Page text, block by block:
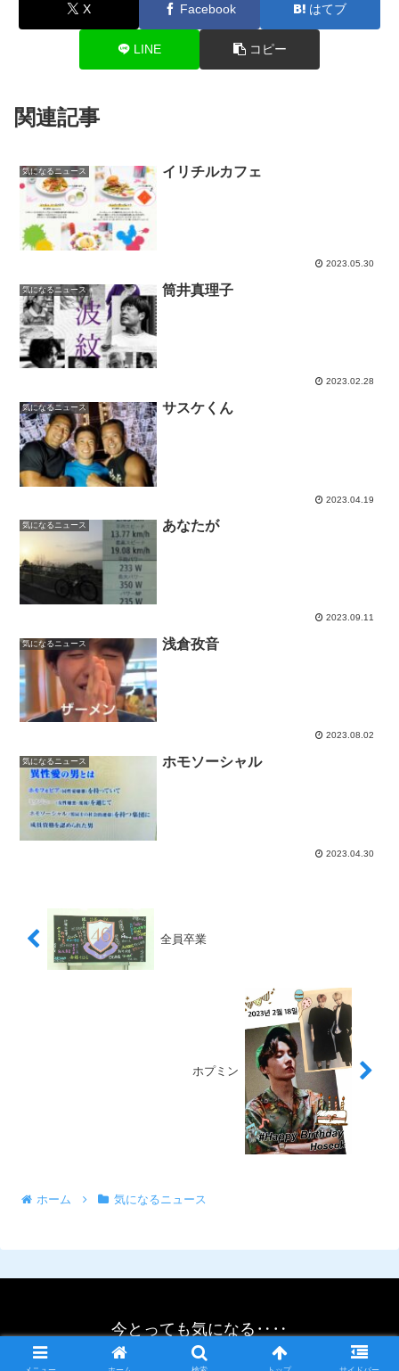
X Facebook はてブ
LINE コピー
関連記事
気になるニュース イリチルカフェ
2023.05.30
気になるニュース 筒井真理子
2023.02.28
気になるニュース サスケくん
2023.04.19
気になるニュース あなたが
2023.09.11
気になるニュース 浅倉孜音
2023.08.02
気になるニュース ホモソーシャル
2023.04.30
全員卒業
ホプミン
ホーム 気になるニュース
今とっても気になる‥‥
© 2021 今とっても気になる‥‥.